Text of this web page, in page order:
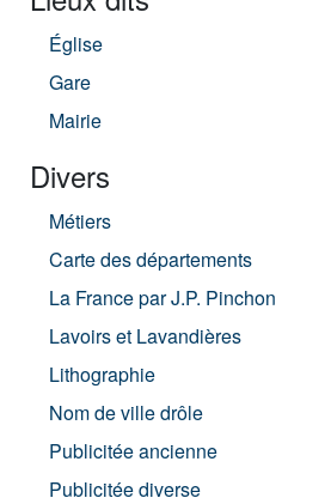
Église
Gare
Mairie
Divers
Métiers
Carte des départements
La France par J.P. Pinchon
Lavoirs et Lavandières
Lithographie
Nom de ville drôle
Publicitée ancienne
Publicitée diverse